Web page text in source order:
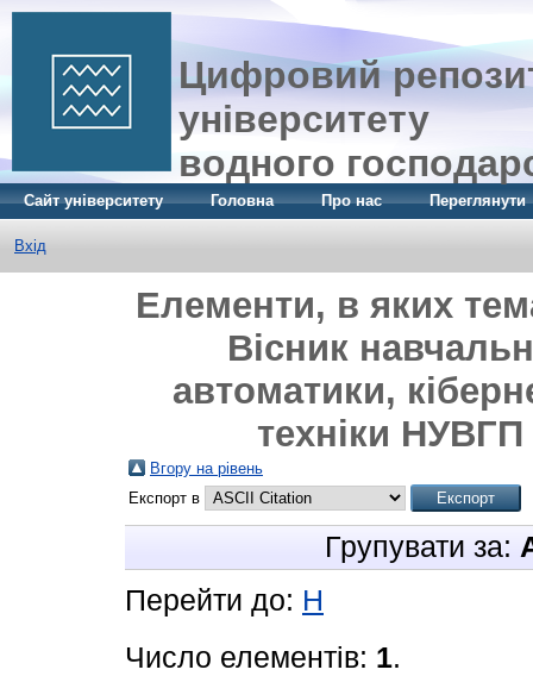
Цифровий
університету
водного
Сайт університету Головна Про нас Переглянути
Вхід
Елементи, в яких
Вісник
автоматики,
техніки НУВГП
Вгору на рівень
Експорт в
Групувати за:
Перейти до: Н
Число елементів: 1.